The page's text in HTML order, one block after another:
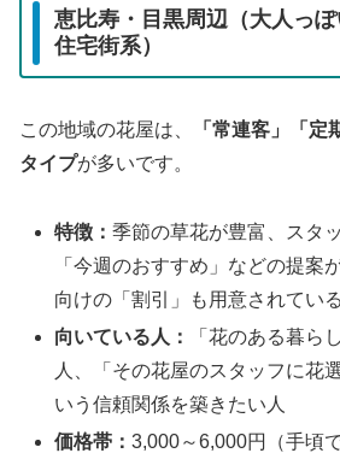
恵比寿・目黒周辺（大人っぽ
住宅街系）
この地域の花屋は、
「常連客」「定
タイプが多いです。
特徴：季節の草花が豊富、スタ
「今週のおすすめ」などの提案
向けの「割引」も用意されてい
向いている人：
「花のある暮ら
人、「その花屋のスタッフに花
いう信頼関係を築きたい人
価格帯：3,000～6,000円（手頃